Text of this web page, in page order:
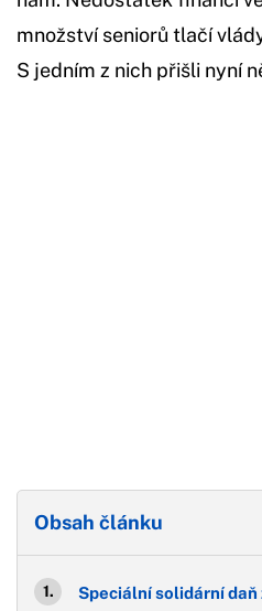
množství seniorů tlačí
S jedním z nich přišli nyní
Obsah článku
Speciální solidární daň